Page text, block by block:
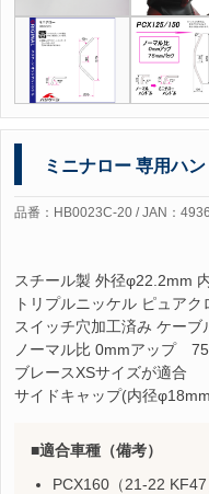
ミニナロー 専用ハ
品番：HB0023C-20 / JAN：
スチール製 外径φ22.2mm
トリプルニッケル ピュア
スイッチ穴加工済み ケーブ
ノーマル比 0mmアップ
ブレースXSサイズが適合
サイドキャップ(内径
適合車種（備考）
PCX160（21-22 KF47